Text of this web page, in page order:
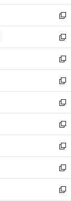
ウ
で
開
く
ン
ド
ウ
で
開
く
新
し
い
ウ
ィ
ン
ド
ウ
で
開
く
新
し
い
ウ
ィ
ン
ド
ウ
で
開
く
新
し
い
ウ
ィ
ン
ド
ウ
で
開
く
新
し
い
ウ
ィ
ン
ド
ウ
で
開
く
新
し
い
ウ
ィ
ン
ド
ウ
で
新
し
い
ウ
ィ
ン
ド
新
し
い
ウ
ィ
新
し
い
新